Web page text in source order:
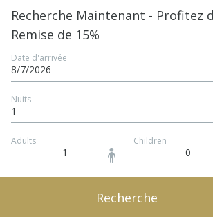
Recherche Maintenant - Profitez
Remise de 15%
8/7/2026
Date d'arrivée
1
Nuits
Adults Children
Recherche